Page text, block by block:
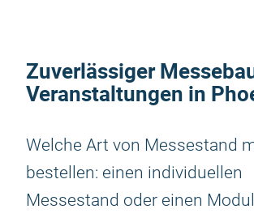
Zuverlässiger
Veranstaltungen in
Welche Art von Messestand
bestellen: einen individuellen
Messestand oder einen